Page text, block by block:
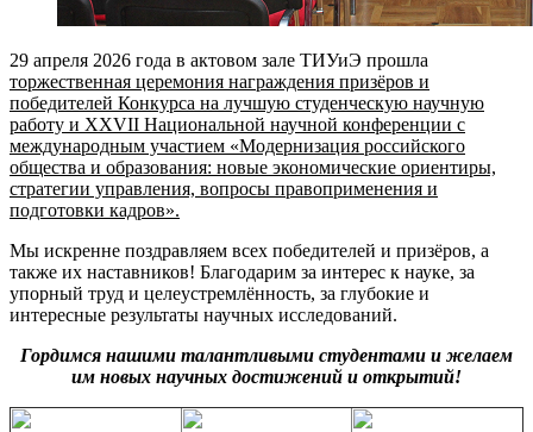
29 апреля 2026 года в актовом зале ТИУиЭ прошла
торжественная церемония награждения призёров и
победителей Конкурса на лучшую студенческую научную
работу и XXVII Национальной научной конференции с
международным участием «Модернизация российского
общества и образования: новые экономические ориентиры,
стратегии управления, вопросы правоприменения и
подготовки кадров».
Мы искренне поздравляем всех победителей и призёров, а
также их наставников! Благодарим за интерес к науке, за
упорный труд и целеустремлённость, за глубокие и
интересные результаты научных исследований.
Гордимся нашими талантливыми студентами и желаем
им новых научных достижений и открытий!